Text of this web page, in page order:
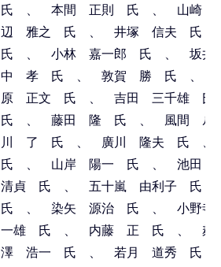
氏 、 本間 正則 氏 、 山崎
辺 雅之 氏 、 井塚 信夫 氏
氏 、 小林 嘉一郎 氏 、 坂
中 孝 氏 、 敦賀 勝 氏 、
原 正文 氏 、 吉田 三千雄
氏 、 藤田 隆 氏 、 風間 ル
川 了 氏 、 廣川 隆夫 氏 、
氏 、 山岸 陽一 氏 、 池田
清貞 氏 、 五十嵐 由利子 氏
氏 、 染矢 源治 氏 、 小野
一雄 氏 、 内藤 正 氏 、 麸
澤 浩一 氏 、 若月 道秀 氏